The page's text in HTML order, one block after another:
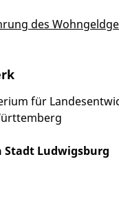
des
für
Stadt Ludwigsburg